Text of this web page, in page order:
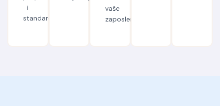
i
standardima.
vaše
zaposlene.